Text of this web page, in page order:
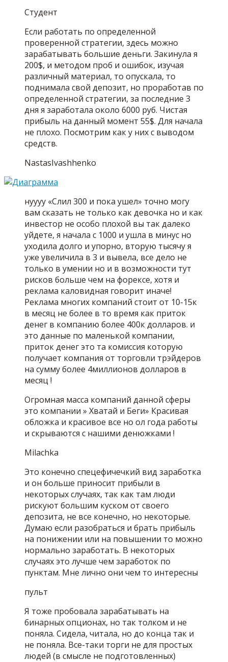
Студент
Если работать по определенной
проверенной стратегии, здесь можно
зарабатывать большие деньги. Закинула я
200$, и методом проб и ошибок, изучая
различный материал, то опускала, то
поднимала свой депозит, но проработав по
определенной стратегии, за последние 3
дня я заработала около 6000 руб. Чистая
прибыль на данный момент 55$. Для начала
не плохо. Посмотрим как у них с выводом
средств.
NastasIvashhenko
нуууу «Слил 300 и пока ушел» точно могу
вам сказать не только как девочка но и как
инвестор не особо плохой вы так далеко
уйдете, я начала с 1000 и ушла в минус но
уходила долго и упорно, вторую тысячу я
уже увеличила в 3 и вывела, все дело не
только в умении но и в возможности тут
рисков больше чем на форексе, хотя и
реклама каловидная говорит иначе!
Реклама многих компаний стоит от 10-15к
в месяц не более в то время как приток
денег в компанию более 400к долларов. и
это данные по маленькой компании,
приток денег это та комиссия которую
получает компания от торговли трэйдеров
на сумму более 4миллионов долларов в
месяц !
Огромная масса компаний данной сферы
это компании » Хватай и Беги» Красивая
обложка и красивое все но ол года работы
и скрываются с нашими денюжками !
Milachka
Это конечно спецефичечкий вид заработка
и он больше приносит прибыли в
некоторых случаях, так как там люди
рискуют большим куском от своего
депозита, не все конечно, но некоторые.
Думаю если разобраться и брать прибыль
на понижении или на повышении то можно
нормально заработать. В некоторых
случаях это лучше чем заработок по
пунктам. Мне лично они чем то интересны
пульт
Я тоже пробовала зарабатывать на
бинарных опционах, но так толком и не
поняла. Сидела, читала, но до конца так и
не поняла. Все-таки торги не для простых
людей (в смысле не подготовленных)